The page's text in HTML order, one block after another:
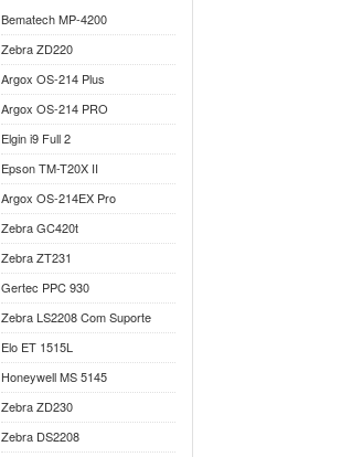
Bematech MP-4200
Zebra ZD220
Argox OS-214 Plus
Argox OS-214 PRO
Elgin i9 Full 2
Epson TM-T20X II
Argox OS-214EX Pro
Zebra GC420t
Zebra ZT231
Gertec PPC 930
Zebra LS2208 Com Suporte
Elo ET 1515L
Honeywell MS 5145
Zebra ZD230
Zebra DS2208